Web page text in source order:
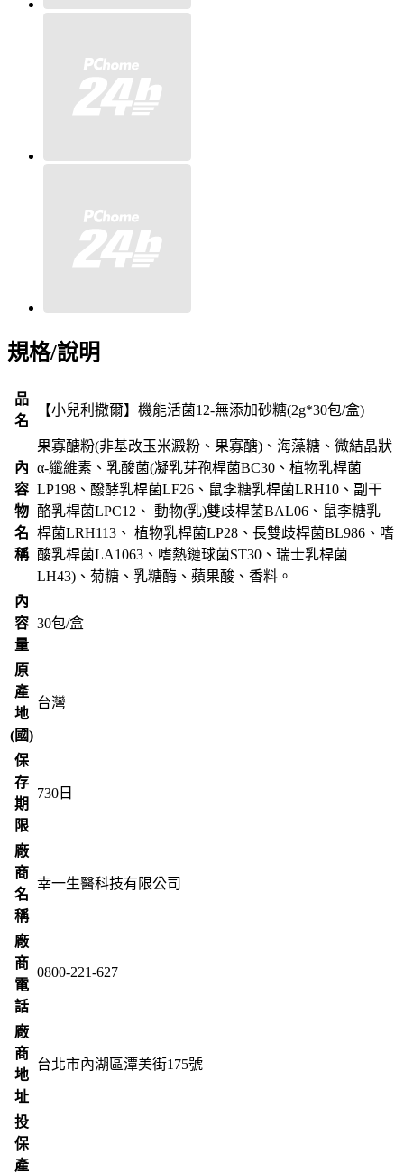
規格/說明
品
名
【小兒利撒爾】機能活菌12-無添加砂糖(2g*30包/盒)
內
容
物
名
稱
果寡醣粉(非基改玉米澱粉、果寡醣)、海藻糖、微結晶狀
α-纖維素、乳酸菌(凝乳芽孢桿菌BC30、植物乳桿菌
LP198、醱酵乳桿菌LF26、鼠李糖乳桿菌LRH10、副干
酪乳桿菌LPC12、 動物(乳)雙歧桿菌BAL06、鼠李糖乳
桿菌LRH113、 植物乳桿菌LP28、長雙歧桿菌BL986、嗜
酸乳桿菌LA1063、嗜熱鏈球菌ST30、瑞士乳桿菌
LH43)、菊糖、乳糖酶、蘋果酸、香料。
內
容
量
30包/盒
原
產
地
(國)
台灣
保
存
期
限
730 日
廠
商
名
稱
幸一生醫科技有限公司
廠
商
電
話
0800-221-627
廠
商
地
址
台北市內湖區潭美街175號
投
保
產